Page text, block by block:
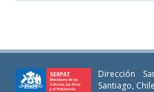
Dirección
Santiago,